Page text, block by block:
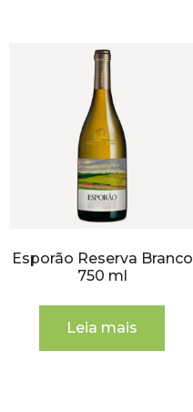
Esporão Reserva Branco
750 ml
Leia mais